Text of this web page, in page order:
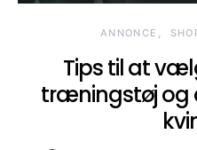
ANNONCE
Tips til at
træningstøj og